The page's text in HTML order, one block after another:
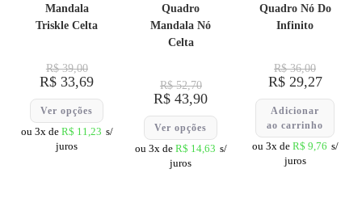
Mandala
Triskle Celta
R$39,00
R$ 33,69
Ver opções
ou 3x de R$ 11,23 s/
juros
Quadro
Mandala Nó
Celta
R$52,70
R$ 43,90
Ver opções
ou 3x de R$ 14,63 s/
juros
Quadro Nó Do
Infinito
R$36,00
R$29,27
Adicionar
ao carrinho
ou 3x de R$ 9,76 s/
juros